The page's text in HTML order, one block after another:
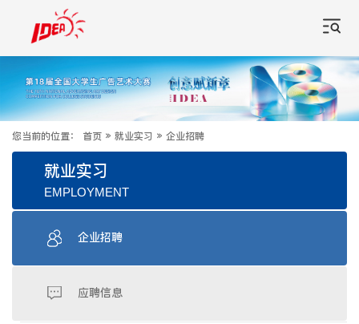
您当前的位置： 首页 » 就业实习 » 企业招聘
就业实习
EMPLOYMENT
企业招聘
应聘信息